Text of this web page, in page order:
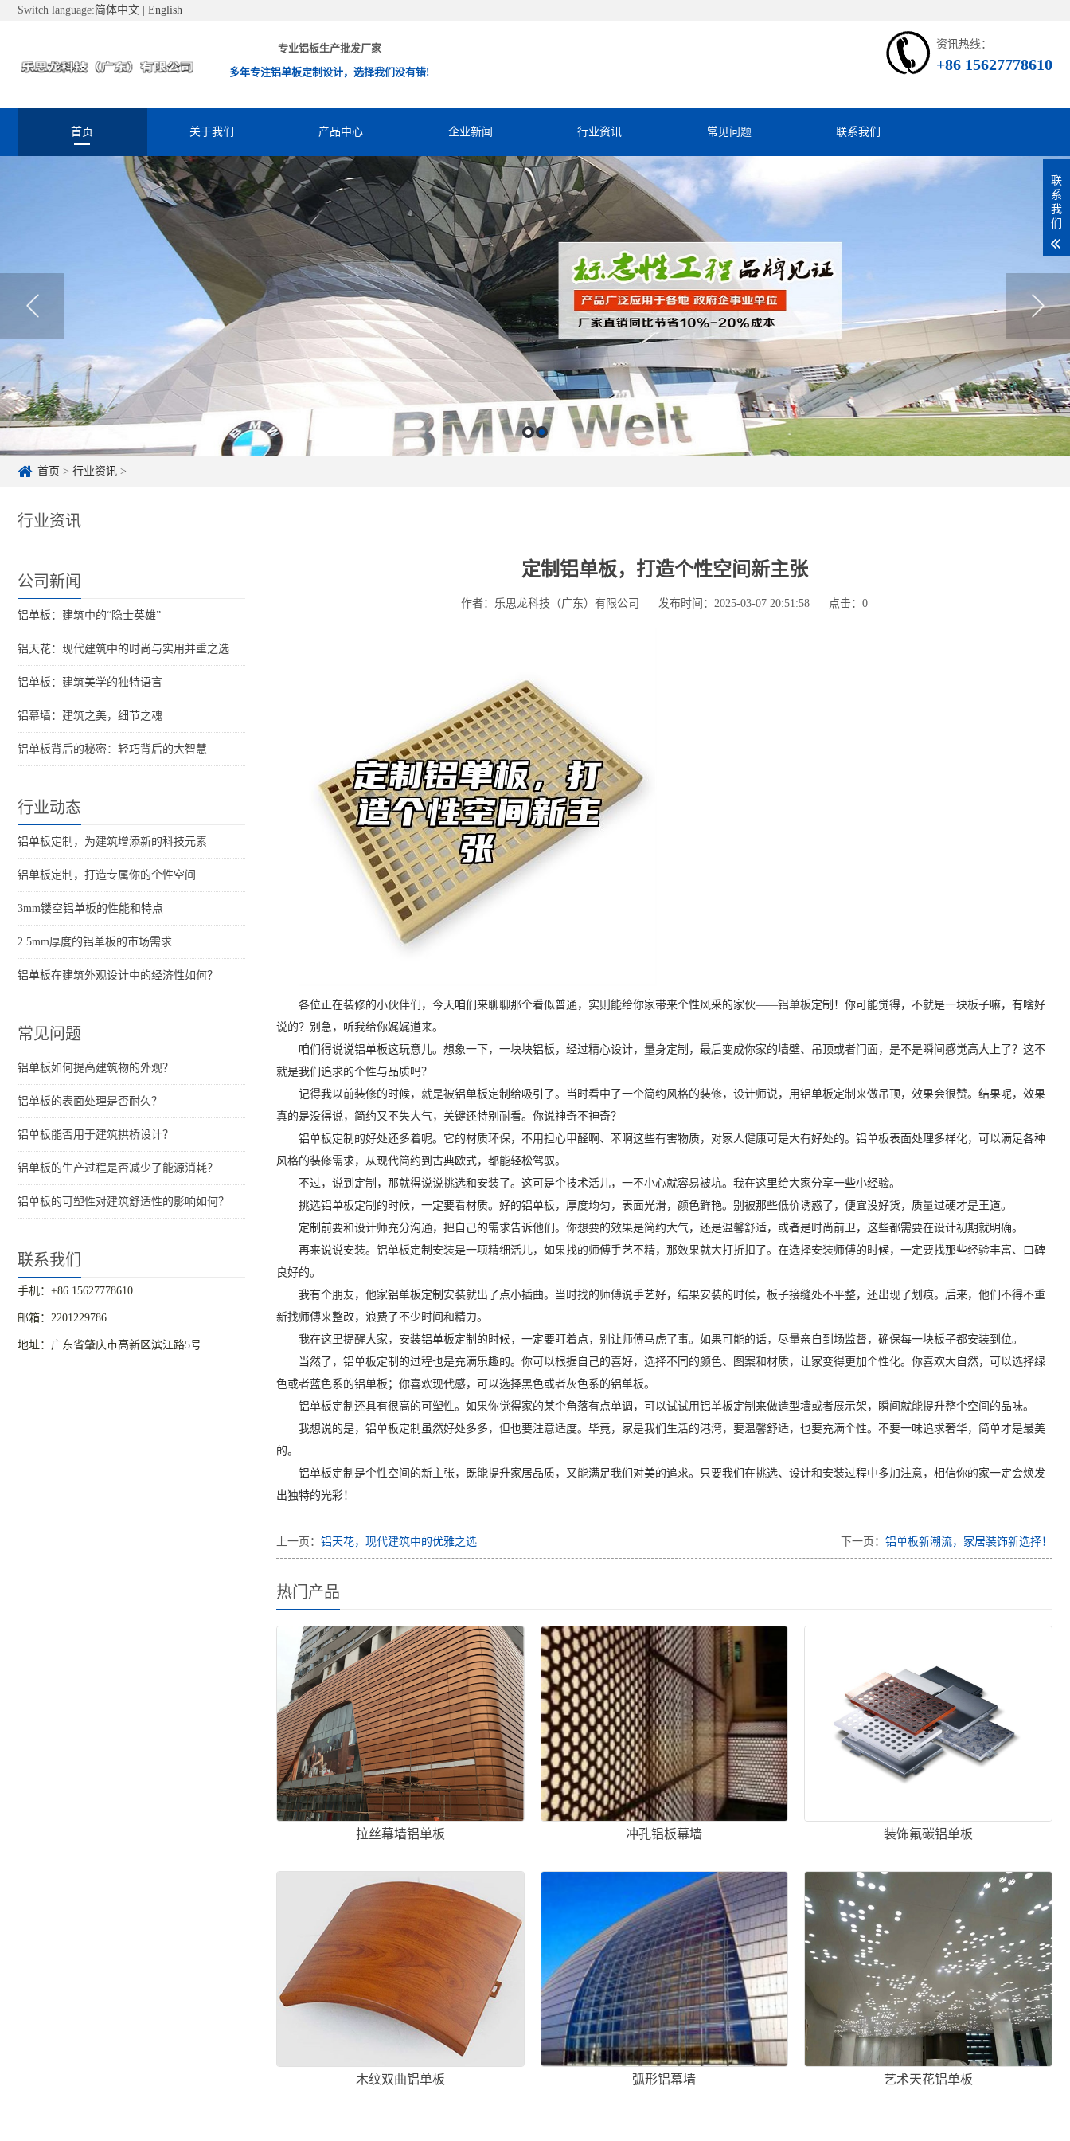
Switch language:简体中文 English
专业铝板生产批发厂家
多年专注铝单板定制设计，选择我们没有错!
资讯热线：
+86 15627778610
首页 关于我们 产品中心 企业新闻 行业资讯 常见问题 联系我们
首页 > 行业资讯 >
行业资讯
公司新闻
铝单板：建筑中的“隐士英雄”
铝天花：现代建筑中的时尚与实用并重之选
铝单板：建筑美学的独特语言
铝幕墙：建筑之美，细节之魂
铝单板背后的秘密：轻巧背后的大智慧
行业动态
铝单板定制，为建筑增添新的科技元素
铝单板定制，打造专属你的个性空间
3mm镂空铝单板的性能和特点
2.5mm厚度的铝单板的市场需求
铝单板在建筑外观设计中的经济性如何？
常见问题
铝单板如何提高建筑物的外观？
铝单板的表面处理是否耐久？
铝单板能否用于建筑拱桥设计？
铝单板的生产过程是否减少了能源消耗？
铝单板的可塑性对建筑舒适性的影响如何？
联系我们
手机：+86 15627778610
邮箱：2201229786
地址：广东省肇庆市高新区滨江路5号
定制铝单板，打造个性空间新主张
作者：乐思龙科技（广东）有限公司 发布时间：2025-03-07 20:51:58 点击： 0
各位正在装修的小伙伴们，今天咱们来聊聊那个看似普通，实则能给你家带来个性风采的家伙——铝单板定制！你可能觉得，不就是一块板子嘛，有啥好
说的？别急，听我给你娓娓道来。
咱们得说说铝单板这玩意儿。想象一下，一块块铝板，经过精心设计，量身定制，最后变成你家的墙壁、吊顶或者门面，是不是瞬间感觉高大上了？这不
就是我们追求的个性与品质吗？
记得我以前装修的时候，就是被铝单板定制给吸引了。当时看中了一个简约风格的装修，设计师说，用铝单板定制来做吊顶，效果会很赞。结果呢，效果
真的是没得说，简约又不失大气，关键还特别耐看。你说神奇不神奇？
铝单板定制的好处还多着呢。它的材质环保，不用担心甲醛啊、苯啊这些有害物质，对家人健康可是大有好处的。铝单板表面处理多样化，可以满足各种
风格的装修需求，从现代简约到古典欧式，都能轻松驾驭。
不过，说到定制，那就得说说挑选和安装了。这可是个技术活儿，一不小心就容易被坑。我在这里给大家分享一些小经验。
挑选铝单板定制的时候，一定要看材质。好的铝单板，厚度均匀，表面光滑，颜色鲜艳。别被那些低价诱惑了，便宜没好货，质量过硬才是王道。
定制前要和设计师充分沟通，把自己的需求告诉他们。你想要的效果是简约大气，还是温馨舒适，或者是时尚前卫，这些都需要在设计初期就明确。
再来说说安装。铝单板定制安装是一项精细活儿，如果找的师傅手艺不精，那效果就大打折扣了。在选择安装师傅的时候，一定要找那些经验丰富、口碑
良好的。
我有个朋友，他家铝单板定制安装就出了点小插曲。当时找的师傅说手艺好，结果安装的时候，板子接缝处不平整，还出现了划痕。后来，他们不得不重
新找师傅来整改，浪费了不少时间和精力。
我在这里提醒大家，安装铝单板定制的时候，一定要盯着点，别让师傅马虎了事。如果可能的话，尽量亲自到场监督，确保每一块板子都安装到位。
当然了，铝单板定制的过程也是充满乐趣的。你可以根据自己的喜好，选择不同的颜色、图案和材质，让家变得更加个性化。你喜欢大自然，可以选择绿
色或者蓝色系的铝单板；你喜欢现代感，可以选择黑色或者灰色系的铝单板。
铝单板定制还具有很高的可塑性。如果你觉得家的某个角落有点单调，可以试试用铝单板定制来做造型墙或者展示架，瞬间就能提升整个空间的品味。
我想说的是，铝单板定制虽然好处多多，但也要注意适度。毕竟，家是我们生活的港湾，要温馨舒适，也要充满个性。不要一味追求奢华，简单才是最美
的。
铝单板定制是个性空间的新主张，既能提升家居品质，又能满足我们对美的追求。只要我们在挑选、设计和安装过程中多加注意，相信你的家一定会焕发
出独特的光彩！
上一页： 铝天花，现代建筑中的优雅之选 下一页： 铝单板新潮流，家居装饰新选择！
热门产品
拉丝幕墙铝单板 冲孔铝板幕墙 装饰氟碳铝单板
木纹双曲铝单板 弧形铝幕墙 艺术天花铝单板
联
系
我
们